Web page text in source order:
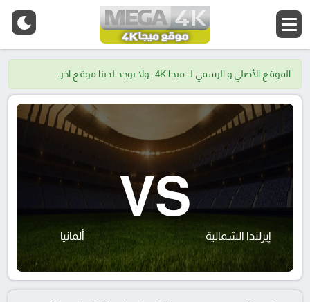
الموقع الأصلي و الرسمي لــ ميجا 4K , ولا يوجد لدينا موقع اخر.
إيرلندا الشمالية
VS
ألمانيا